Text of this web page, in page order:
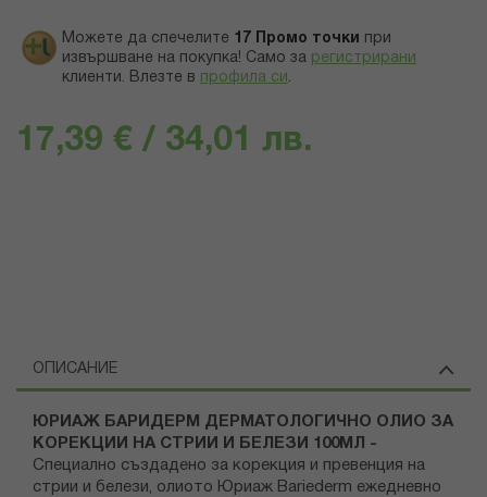
Можете да спечелите 17 Промо точки
при
извършване на покупка! Само за регистрирани
клиенти. Влезте в профила си .
17,39 € / 34,01 лв.
ОПИСАНИЕ
ЮРИАЖ БАРИДЕРМ ДЕРМАТОЛОГИЧНО ОЛИО ЗА
КОРЕКЦИИ НА СТРИИ И БЕЛЕЗИ 100МЛ -
Специално създаденo за корекция и превенция на
стрии и белези, олиото Юриаж Bariederm ежедневно